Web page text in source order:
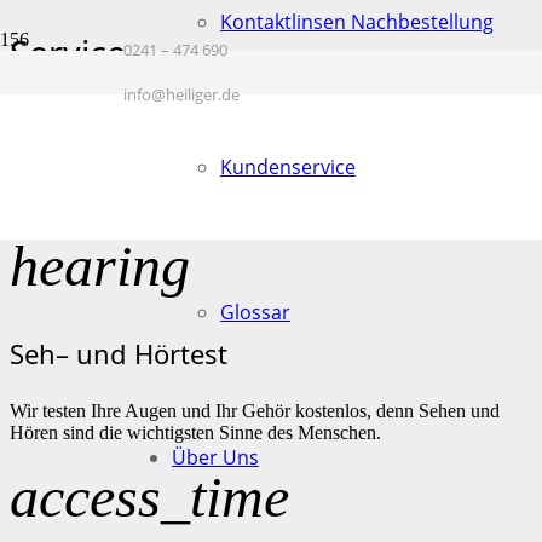
0241 – 474 690
info@heiliger.de
Kontaktlinsen Nachbestellung
Kundenservice
Glossar
Über Uns
Service
hearing
Seh– und Hörtest
Wir testen Ihre Augen und Ihr Gehör kostenlos, denn Sehen und
Hören sind die wichtigsten Sinne des Menschen.
access_time